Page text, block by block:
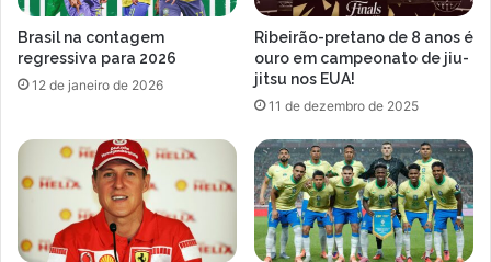
Brasil na contagem
regressiva para 2026
12 de janeiro de 2026
Ribeirão-pretano de 8 anos é
ouro em campeonato de jiu-
jitsu nos EUA!
11 de dezembro de 2025